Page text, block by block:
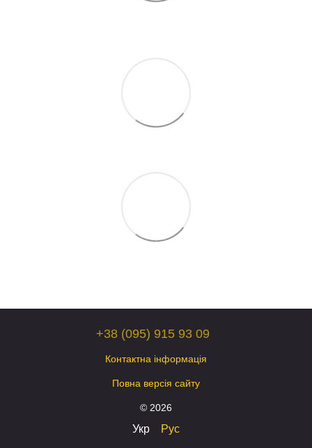
+38 (095) 915 93 09
Контактна інформація
Повна версія сайту
© 2026
Укр Рус